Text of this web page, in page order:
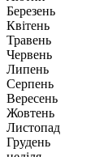
Березень
Квітень
Травень
Червень
Липень
Серпень
Вересень
Жовтень
Листопад
Грудень